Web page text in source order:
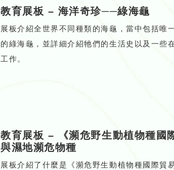
教育展板 – 海洋奇珍──綠海龜
展板介紹全世界不同種類的海龜，當中包括唯
的綠海龜，並詳細介紹牠們的生活史以及一些
工作。
教育展板 –
《瀕危野生動植物種國
與濕地瀕危物種
展板介紹了什麼是《瀕危野生動植物種國際貿